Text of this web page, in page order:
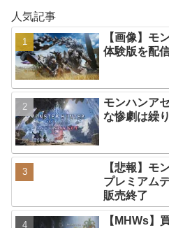
【画像】モンハンワイルズさん
wwwwww
【国際】台湾メディア「態度
NEW!
【テトリス９９/参加型】ほん
ファミコンミニ、スーファミ
ミニ、ネオジオミニ
Powered by livedoor 相互RSS
人気記事
【画像】モ
体験版を配
モンハンア
な惨劇は繰
【悲報】モ
プレミアム
販売終了
【MHWs】